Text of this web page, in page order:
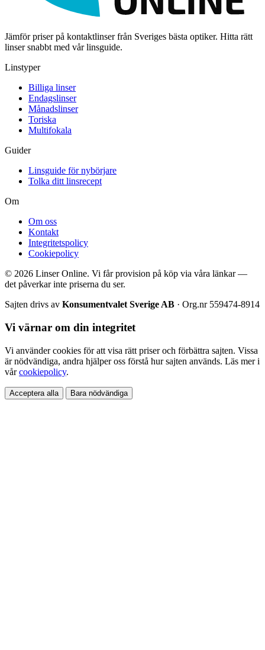
Jämför priser på kontaktlinser från Sveriges bästa optiker. Hitta rätt
linser snabbt med vår linsguide.
Linstyper
Billiga linser
Endagslinser
Månadslinser
Toriska
Multifokala
Guider
Linsguide för nybörjare
Tolka ditt linsrecept
Om
Om oss
Kontakt
Integritetspolicy
Cookiepolicy
© 2026 Linser Online. Vi får provision på köp via våra länkar —
det påverkar inte priserna du ser.
Sajten drivs av Konsumentvalet Sverige AB · Org.nr 559474-8914
Vi värnar om din integritet
Vi använder cookies för att visa rätt priser och förbättra sajten. Vissa
är nödvändiga, andra hjälper oss förstå hur sajten används. Läs mer i
vårcookiepolicy.
Acceptera alla Bara nödvändiga